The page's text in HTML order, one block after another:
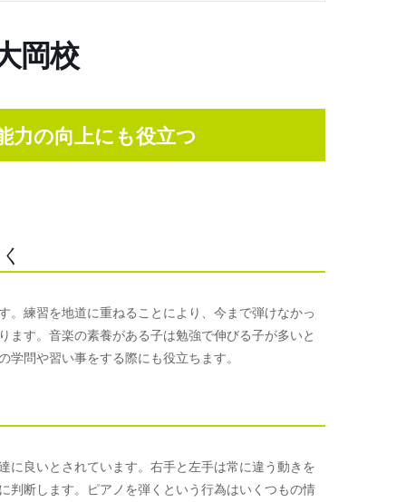
岡校
力の向上にも役立つ
。練習を地道に重ねることにより、今まで弾けなかっ
す。音楽の素養がある子は勉強で伸びる子が多いと
問や習い事をする際にも役立ちます。
に良いとされています。右手と左手は常に違う動きを
判断します。ピアノを弾くという行為はいくつもの情